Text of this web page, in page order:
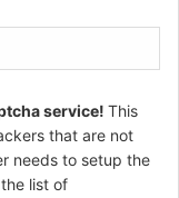
service! This
that are not
needs to setup the
list of